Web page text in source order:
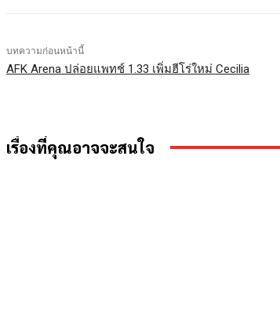
บทความก่อนหน้านี้
AFK Arena ปล่อยแพทช์ 1.33 เพิ่มฮีโร่ใหม่ Cecilia
เรื่องที่คุณอาจจะสนใจ